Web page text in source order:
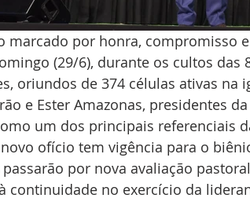
marcado por honra, compromisso
(29/6), durante os cultos das
oriundos de 374 células ativas na
e Ester Amazonas, presidentes
um dos principais referenciais
ofício tem vigência para o
por nova avaliação
continuidade no exercício da